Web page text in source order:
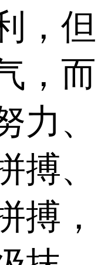
，但
，而
力、
搏、
搏，